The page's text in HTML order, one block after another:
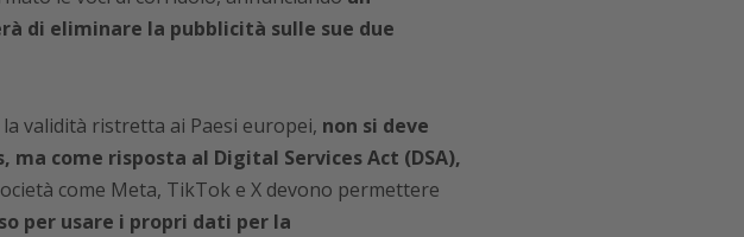
di eliminare la pubblicità sulle sue due
validità ristretta ai Paesi europei, non si deve
come risposta al Digital Services Act (DSA),
come Meta, TikTok e X devono permettere
per usare i propri dati per la